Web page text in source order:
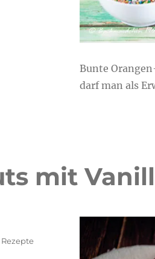
Bunte
darf man als
mit
Rezepte